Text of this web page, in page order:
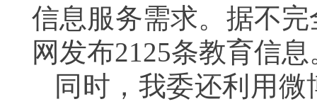
信息服务需求。据不
网发布2125条教育信息
同时，我委还利用